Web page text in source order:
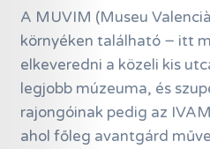
Magazin
Hírlevél
Kapcsolat
Adatkezelés
A MUVIM (Museu
környéken található − itt
elkeveredni a közeli kis
legjobb múzeuma, és
rajongóinak pedig az
ahol főleg avantgárd